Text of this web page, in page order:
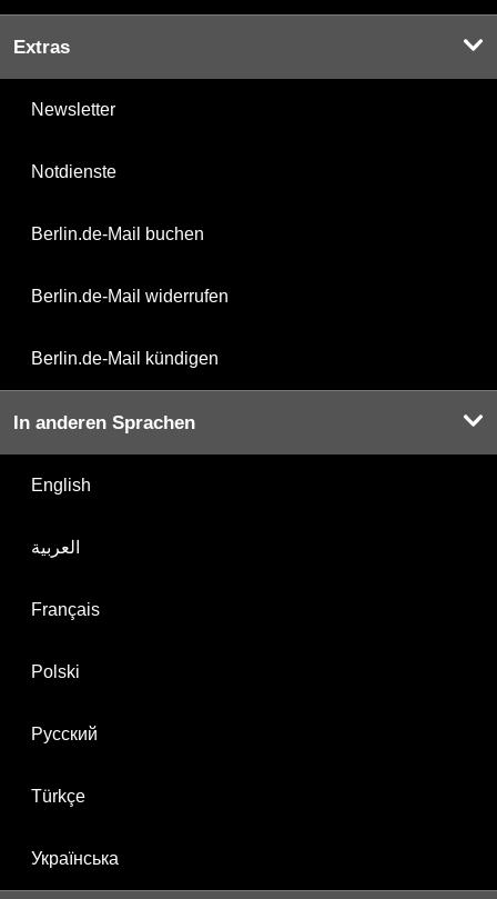
Extras
Newsletter
Notdienste
Berlin.de-Mail buchen
Berlin.de-Mail widerrufen
Berlin.de-Mail kündigen
In anderen Sprachen
English
العربية
Français
Polski
Русский
Türkçe
Українська